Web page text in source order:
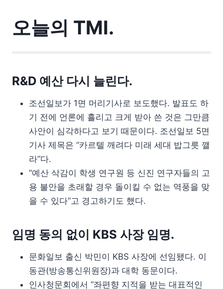
오늘의 TMI.
R&D 예산 다시 늘린다.
조선일보가 1면 머리기사로 보도했다. 발표도 하
기 전에 언론에 흘리고 크게 받아 쓴 것은 그만큼
사안이 심각하다고 보기 때문이다. 조선일보 5면
기사 제목은 “카르텔 깨려다 미래 세대 밥그릇 깰
라”다.
“예산 삭감이 학생 연구원 등 신진 연구자들의 고
용 불안을 초래할 경우 돌이킬 수 없는 역풍을 맞
을 수 있다”고 경고하기도 했다.
임명 동의 없이 KBS 사장 임명.
문화일보 출신 박민이 KBS 사장에 선임됐다. 이
동관(방송통신위원장)과 대학 동문이다.
인사청문회에서 “좌편향 지적을 받는 대표적인